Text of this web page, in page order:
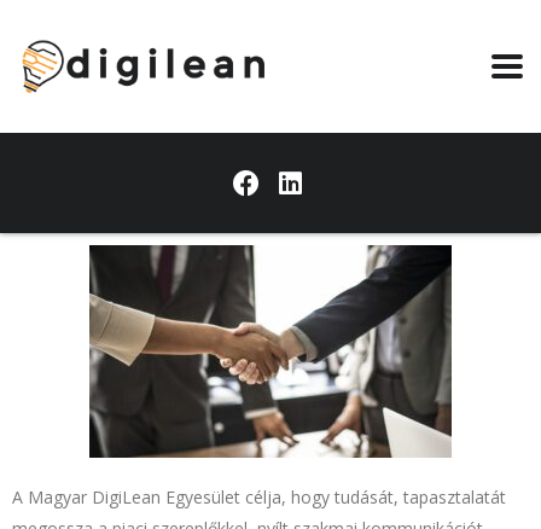
A Magyar DigiLean Egyesület célja, hogy tudását, tapasztalatát